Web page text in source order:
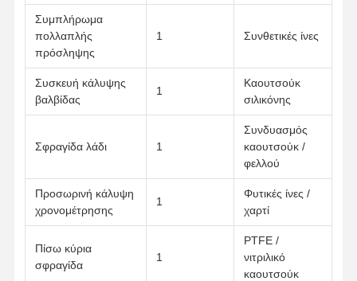
Ποιοτικός
Έλεγχος
Τώρα.
Μέρη κινητήρα Komatsu Excavator
Μέρη μηχανών εκσκαφέων της MITSUBISHI
Μέρη μηχανών του Caterpillar
Μέρη κινητήρων Kubota
Μέρη κινητήρα Cummins
Συμπλήρωμα
πολλαπλής
πρόσληψης
1 Συνθετικές ίνες
Συσκευή κάλυψης
βαλβίδας
1
Καουτσούκ
σιλικόνης
Σφραγίδα λάδι 1
Συνδυασμός
καουτσούκ /
φελλού
Προσωρινή κάλυψη
χρονομέτρησης
1
Φυτικές ίνες /
χαρτί
Πίσω κύρια
σφραγίδα
1
PTFE /
νιτριλικό
καουτσούκ